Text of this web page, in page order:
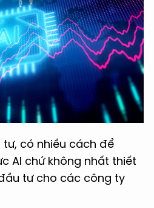
có nhiều cách để
AI chứ không nhất thiết
tư cho các công ty